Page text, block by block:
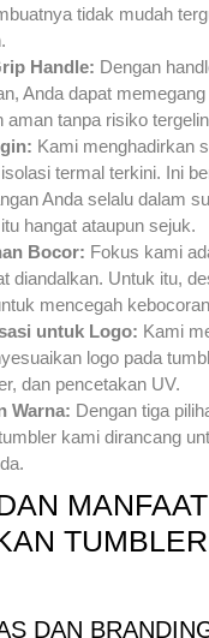
tidak mudah
Handle: Dengan
Anda dapat
aman tanpa risiko
Kami menghadirkan
termal terkini. Ini
Anda selalu dalam
hangat ataupun sejuk.
Bocor: Fokus kami
diandalkan. Untuk itu,
mencegah
untuk Logo: Kami
logo pada
dan pencetakan UV.
Warna: Dengan tiga
kami dirancang
MANFAAT
DAN